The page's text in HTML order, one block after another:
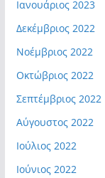
Ιανουάριος 2023
Δεκέμβριος 2022
Νοέμβριος 2022
Οκτώβριος 2022
Σεπτέμβριος 2022
Αύγουστος 2022
Ιούλιος 2022
Ιούνιος 2022